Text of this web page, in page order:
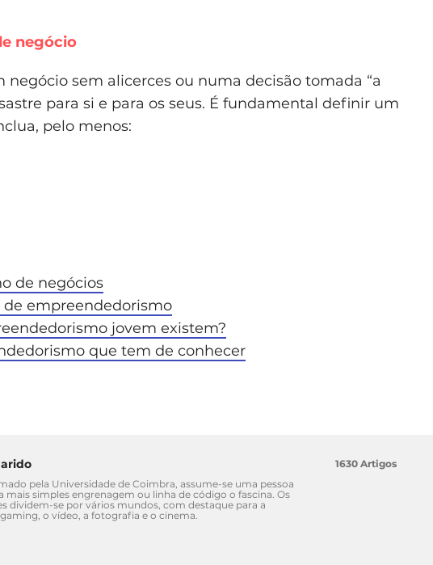
negócio
negócio sem alicerces ou numa decisão tomada “a
para si e para os seus. É fundamental definir um
pelo menos:
de negócios
de empreendedorismo​
jovem existem?​
que tem de conhecer
pela Universidade de Coimbra, assume-se uma pessoa
mais simples engrenagem ou linha de código o fascina. Os
dividem-se por vários mundos, com destaque para a
o vídeo, a fotografia e o cinema.
1630 Artigos